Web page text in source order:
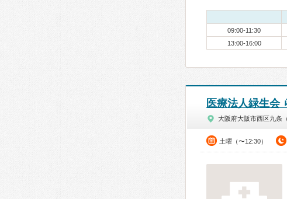
09:00-11:30
13:00-16:00
医療法人緑生会
大阪府大阪市西区九条（
土曜（〜12:30）